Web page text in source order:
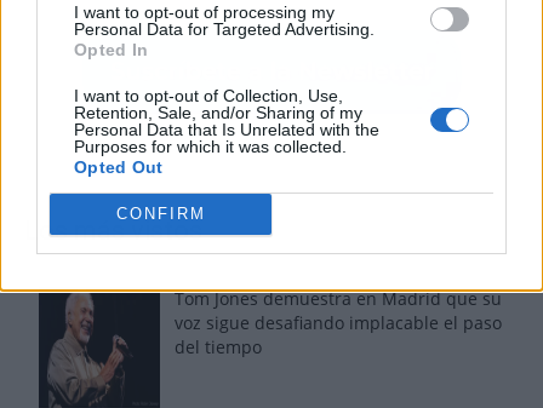
I want to opt-out of processing my
Personal Data for Targeted Advertising.
Opted In
I want to opt-out of Collection, Use,
Retention, Sale, and/or Sharing of my
Personal Data that Is Unrelated with the
Purposes for which it was collected.
Opted Out
CONFIRM
Los más vistos
Tom Jones demuestra en Madrid que su
voz sigue desafiando implacable el paso
del tiempo